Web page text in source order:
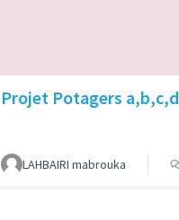
Projet Potagers a,b,c,d
LAHBAIRI mabrouka